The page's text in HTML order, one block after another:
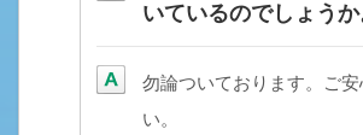
いているのでしょうか
勿論ついております。ご安
い。